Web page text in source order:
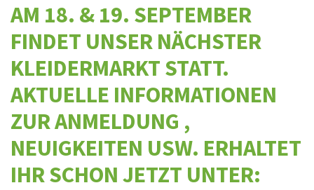
AM 18. & 19. SEPTEMBER
FINDET UNSER NÄCHSTER
KLEIDERMARKT STATT.
AKTUELLE INFORMATIONEN
ZUR ANMELDUNG ,
NEUIGKEITEN USW. ERHALTET
IHR SCHON JETZT UNTER: